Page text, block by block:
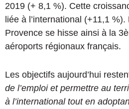
2019 (+ 8,1 %). Cette
liée à l’international (+11,1 %).
Provence se hisse ainsi à la
aéroports régionaux français.
Les objectifs aujourd’hui
de l’emploi et permettre au
à l’international tout en